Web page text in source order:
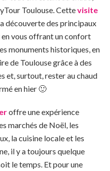
Toulouse. Cettevisite
découverte des principaux
vous offrant un confort
monuments historiques, en
de Toulouse grâce à des
et, surtout, rester au chaud
en hier 🙂
offre une expérience
marchés de Noël, les
la cuisine locale et les
il y a toujours quelque
le temps. Et pour une